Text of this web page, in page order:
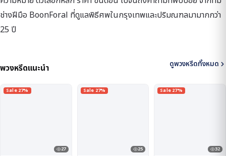
ช่างฝีมือ BoonForal ที่ดูแลพิธีศพในกรุงเทพและปริมณฑลมามากกว่า
25 ปี
พวงหรีดแนะนำ ดูพวงหรีดทั้งหมด
Sale 27%
27
Sale 27%
25
Sale 27%
32